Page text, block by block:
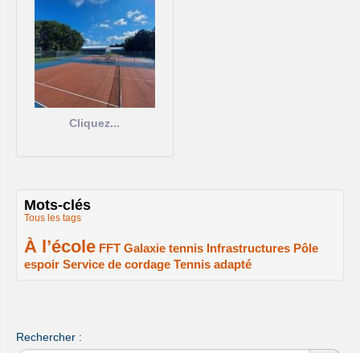
Cliquez...
Mots-clés
Tous les tags
À l’école
2/2 FFT
1/2 Galaxie tennis
1/2 Infrastructures
1/2
Pôle
espoir
1/2 Service de cordage
1/2 Tennis adapté
1/2
Rechercher :